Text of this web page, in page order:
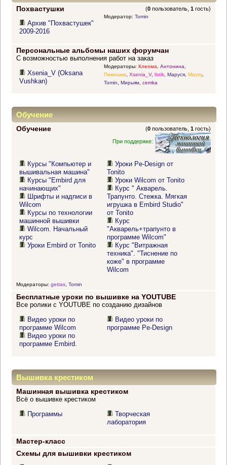
Похвастушки (0 пользователь,1 гость)
Архив "Похвастушек"
2009-2016
Модератор: Tomin
Персональные альбомы наших форумчан
С возможностью выполнения работ на заказ
Xsenia_V (Oksana
Vushkan)
Модераторы: Клеома, Антонина,
Пимошка, Xsenia_V, listik, Маруся, Mazzy,
Tomin, Мирьям, cemka
Обучение
Обучение (0 пользователь,1 гость)
При поддержке:
Курсы "Компьютер и
вышивальная машина"
Курсы "Embird для
начинающих"
Шрифты и надписи в
Wilcom
Курсы по технологии
машинной вышивки
Wilcom. Начальный
курс
Уроки Embird от Tonito
Уроки Pe-Design от
Tonito
Уроки Wilcom от Tonito
Курс " Акварель.
Трапунто. Стежка. Мягкая
игрушка в Embird Studio"
от Tonito
Курс
"Акварель+трапунто в
программе Wilcom"
Курс "Витражная
техника". "Тиснение по
коже" в программе
Wilcom
Модераторы: gettas, Tomin
Бесплатные уроки по вышивке на YOUTUBE
Все ролики с YOUTUBE по созданию дизайнов
Видео уроки по
программе Wilcom
Видео уроки по
программе Embird.
Видео уроки по
программе Pe-Design
Вышивка крестиком
Машинная вышивка крестиком
Всё о вышивке крестиком
Программы
Творческая
лаборатория
Мастер-класс
Схемы для вышивки крестиком